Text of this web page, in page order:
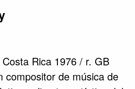
Rica 1976 / r. GB
compositor de música de